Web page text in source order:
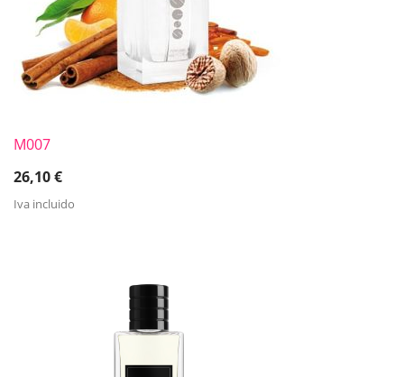
M007
26,10€
Iva incluido